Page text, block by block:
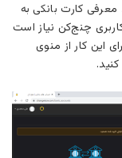
معرفی کارت بانکی به
چنج‌کن نیاز است
این کار از منوی